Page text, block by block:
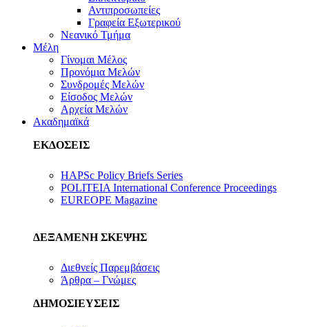
Αντιπροσωπείες
Γραφεία Εξωτερικού
Νεανικό Τμήμα
Μέλη
Γίνομαι Μέλος
Προνόμια Μελών
Συνδρομές Μελών
Είσοδος Μελών
Αρχεία Μελών
Ακαδημαϊκά
ΕΚΔΟΣΕΙΣ
HAPSc Policy Briefs Series
POLITEIA International Conference Proceedings
EUREOPE Magazine
ΔΕΞΑΜΕΝΗ ΣΚΕΨΗΣ
Διεθνείς Παρεμβάσεις
Άρθρα – Γνώμες
ΔΗΜΟΣΙΕΥΣΕΙΣ